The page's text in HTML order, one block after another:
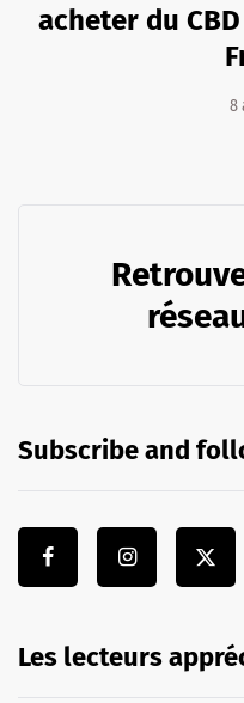
acheter du
8
Subscribe and
Les lecteurs